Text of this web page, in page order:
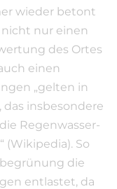
wieder betont
nicht nur einen
des Ortes
einen
„gelten in
insbesondere
Regenwasser-
(Wikipedia). So
die
entlastet, da